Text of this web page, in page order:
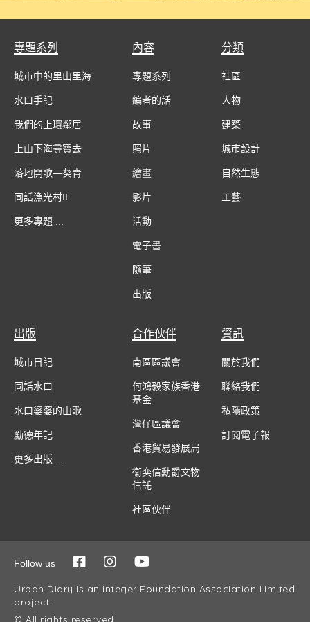
專題系列
城市中的里山里海
水口手記
我們的上環鄰居
上山下海尋寶去
落地開歌—葵青
同話漁光村II
更多專題 ...
內容
專題系列
編者的話
故事
照片
繪畫
影片
活動
電子書
隨筆
出版
分類
社區
人物
建築
城市設計
自然生態
工藝
出版
城市日記
同話水口
水口婆婆的山歌
勵德年記
更多出版 ...
合作伙伴
南區區議會
何鴻毅家族香港
基金
灣仔區議會
香港貿易發展局
衞奕信勳爵文物
信託
社區伙伴
資訊
關於我們
聯絡我們
私隱政策
訂閱電子報
Follow us
Urban Diary is an Integer Foundation Association Limited
project.
© All rights reserved.